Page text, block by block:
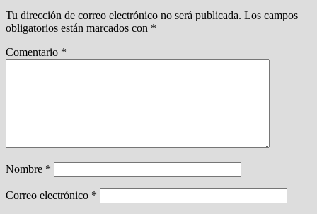
Tu dirección de correo electrónico no será publicada. Los campos
obligatorios están marcados con *
Comentario *
Nombre *
Correo electrónico *